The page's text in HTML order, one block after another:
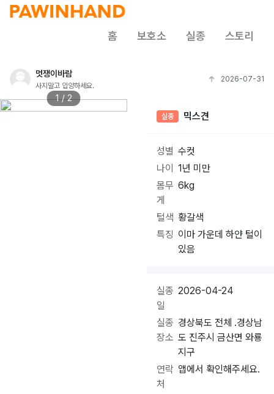
홈 보호소 실종 스토리
멋쟁이바람
사지말고 입양하세요.
2026-07-31
1 / 2
실종 믹스견
성별 수컷
나이
1년 미만
몸무
게
6kg
털색 황갈색
특징 이마 가운데 하얀 털이
있음
실종
일
2026-04-24
실종
장소
경상북도 전체 .경상남
도 진주시 금산면 와룡
지구
연락
처
앱에서 확인해주세요.